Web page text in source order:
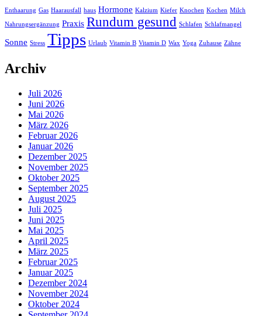
Enthaarung Gas Haarausfall haus Hormone Kalzium Kiefer Knochen Kochen Milch
Nahrungsergänzung Praxis Rundum gesund Schlafen Schlafmangel
Sonne Stress Tipps Urlaub Vitamin B Vitamin D Wax Yoga Zuhause Zähne
Archiv
Juli 2026
Juni 2026
Mai 2026
März 2026
Februar 2026
Januar 2026
Dezember 2025
November 2025
Oktober 2025
September 2025
August 2025
Juli 2025
Juni 2025
Mai 2025
April 2025
März 2025
Februar 2025
Januar 2025
Dezember 2024
November 2024
Oktober 2024